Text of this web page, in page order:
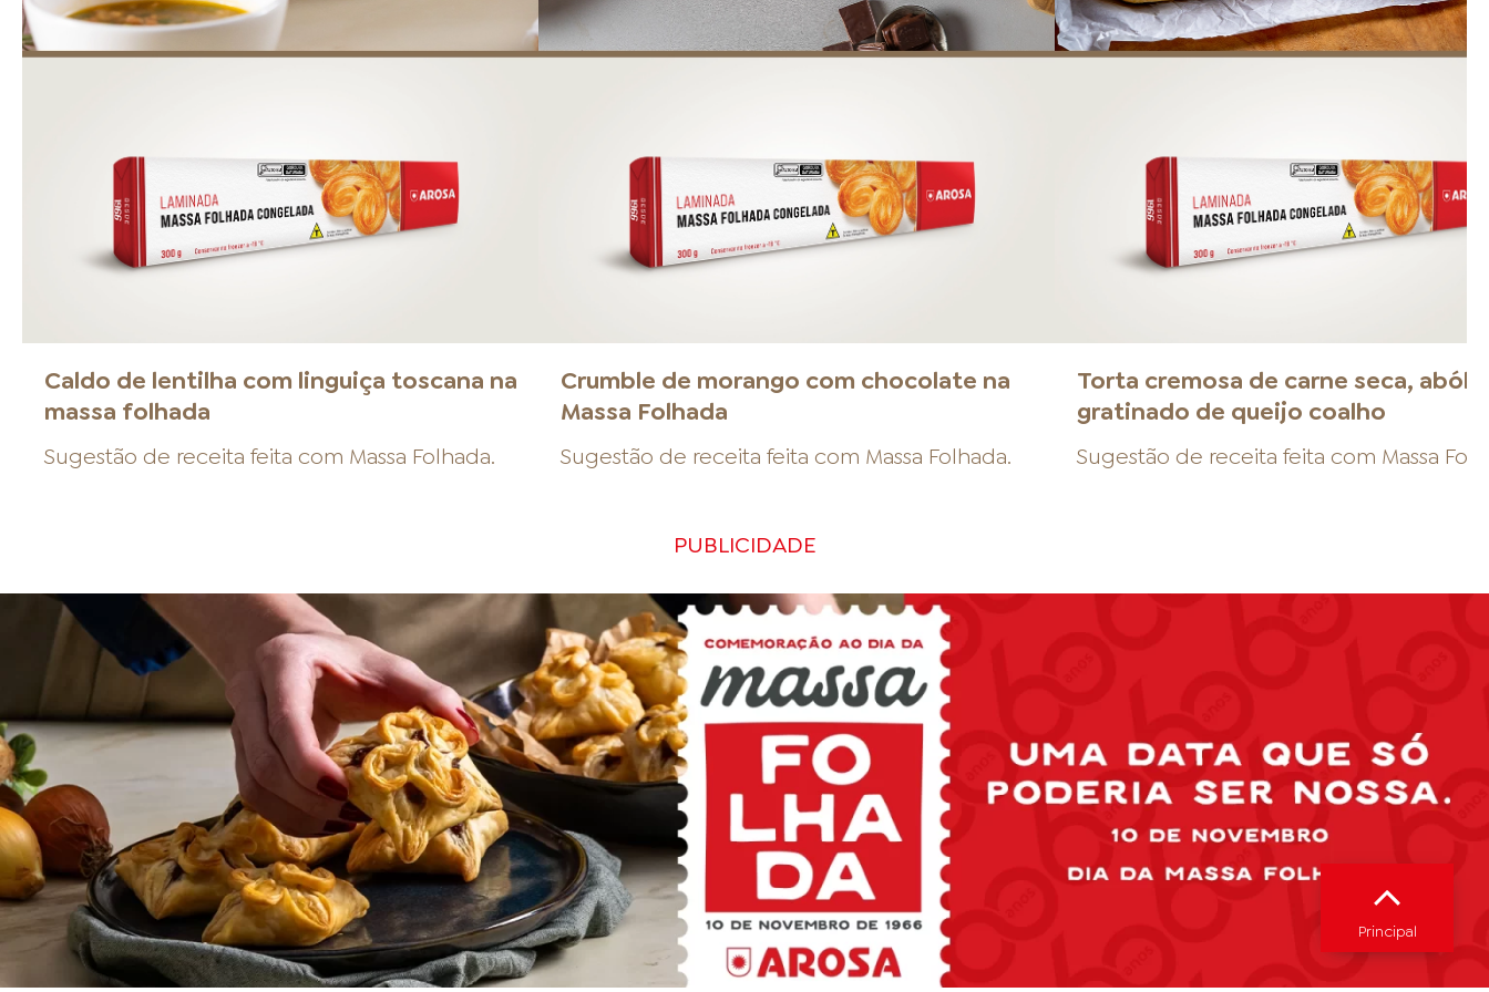
Caldo de lentilha com linguiça toscana na
massa folhada
Sugestão de receita feita com Massa Folhada.
Crumble de morango com chocolate na
Massa Folhada
Sugestão de receita feita com Massa Folhada.
Torta cremosa de carne seca,
gratinado de queijo coalho
Sugestão de receita feita com Massa
PUBLICIDADE
Principal